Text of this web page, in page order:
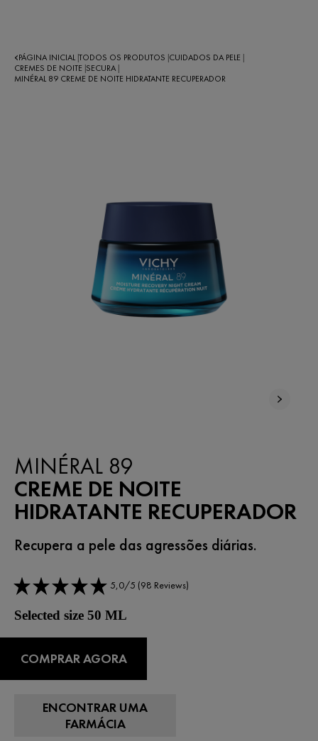
PÁGINA INICIAL TODOS OS PRODUTOS CUIDADOS DA PELE
CREMES DE NOITE SECURA
MINÉRAL 89 CREME DE NOITE HIDRATANTE RECUPERADOR
MINÉRAL 89
CREME DE NOITE
HIDRATANTE RECUPERADOR
Recupera a pele das agressões diárias.
5,0/5 (98 Reviews)
Selected size 50 ML
COMPRAR AGORA
ENCONTRAR UMA
FARMÁCIA